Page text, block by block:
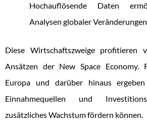
Hochauflösende Daten
Analysen globaler
Diese Wirtschaftszweige profitieren
Ansätzen der New Space Economy.
Europa und darüber hinaus
Einnahmequellen und
zusätzliches Wachstum fördern können.